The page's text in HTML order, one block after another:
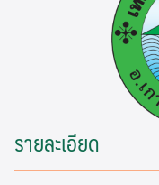
รายละเอียด